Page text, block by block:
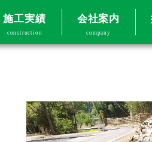
施工実績
construction
会社案内
company